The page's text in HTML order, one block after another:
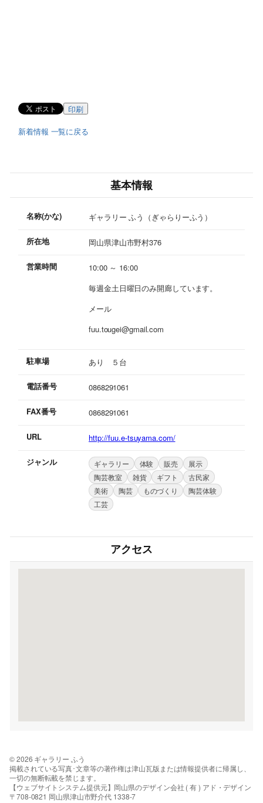
印刷
新着情報 一覧に戻る
基本情報
名称(かな) ギャラリー ふう（ぎゃらりーふう）
所在地 岡山県津山市野村376
営業時間
10:00 ～ 16:00
毎週金土日曜日のみ開廊しています。
メール
fuu.tougei@gmail.com
駐車場 あり ５台
電話番号 0868291061
FAX番号 0868291061
URL http://fuu.e-tsuyama.com/
ジャンル ギャラリー 体験 販売
展示
陶芸教室
雑貨 ギフト
古民家
美術
陶芸 ものづくり
陶芸体験
工芸
アクセス
© 2026 ギャラリー ふう
掲載されている写真･文章等の著作権は津山瓦版または情報提供者に帰属し、
一切の無断転載を禁じます。
【ウェブサイトシステム提供元】岡山県のデザイン会社 ( 有 ) アド・デザイン
〒708-0821 岡山県津山市野介代 1338-7